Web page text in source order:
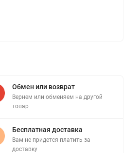
Обмен или возврат
Вернем или обменяем на другой
товар
Бесплатная доставка
Вам не придется платить за
доставку